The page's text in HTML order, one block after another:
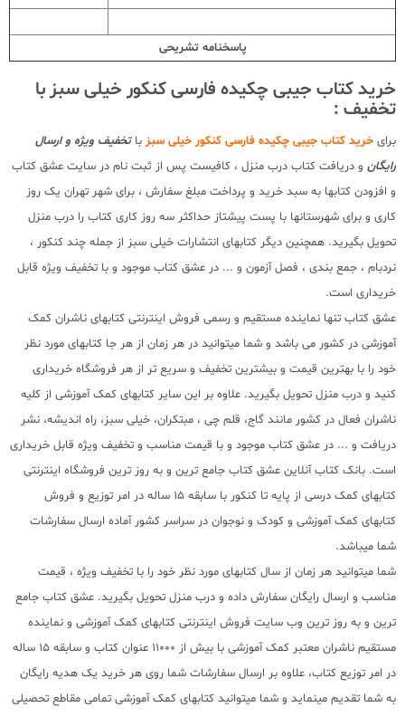
پاسخنامه تشریحی
خرید کتاب جیبی چکیده فارسی کنکور خیلی سبز با
تخفیف :
برای خرید کتاب جیبی چکیده فارسی کنکور خیلی سبز باتخفیف ویژه و ارسال
رایگان و دریافت کتاب درب منزل ، کافیست پس از ثبت نام در سایت عشق کتاب
و افزودن کتابها به سبد خرید و پرداخت مبلغ سفارش ، برای شهر تهران یک روز
کاری و برای شهرستانها با پست پیشتاز حداکثر سه روز کاری کتاب را درب منزل
تحویل بگیرید. همچنین دیگر کتابهای انتشارات خیلی سبز از جمله چند کنکور ،
نردبام ، جمع بندی ، فصل آزمون و ... در عشق کتاب موجود و با تخفیف ویژه قابل
خریداری است.
عشق کتاب تنها نماینده مستقیم و رسمی فروش اینترنتی کتابهای ناشران کمک
آموزشی در کشور می باشد و شما میتوانید در هر زمان از هر جا کتابهای مورد نظر
خود را با بهترین قیمت و بیشترین تخفیف و سریع تر از هر فروشگاه خریداری
کنید و درب منزل تحویل بگیرید. علاوه بر این سایر کتابهای کمک آموزشی از کلیه
ناشران فعال در کشور مانند گاج، قلم چی ، مبتکران، خیلی سبز، راه اندیشه، نشر
دریافت و ... در عشق کتاب موجود و با قیمت مناسب و تخفیف ویژه قابل خریداری
است. بانک کتاب آنلاین عشق کتاب جامع ترین و به روز ترین فروشگاه اینترنتی
کتابهای کمک درسی از پایه تا کنکور با سابقه 15 ساله در امر توزیع و فروش
کتابهای کمک آموزشی و کودک و نوجوان در سراسر کشور آماده ارسال سفارشات
شما میباشد.
شما میتوانید هر زمان از سال کتابهای مورد نظر خود را با تخفیف ویژه ، قیمت
مناسب و ارسال رایگان سفارش داده و درب منزل تحویل بگیرید. عشق کتاب جامع
ترین و به روز ترین وب سایت فروش اینترنتی کتابهای کمک آموزشی و نماینده
مستقیم ناشران معتبر کمک آموزشی با بیش از 11000 عنوان کتاب و سابقه 15 ساله
در امر توزیع کتاب، علاوه بر ارسال سفارشات شما روی هر خرید یک هدیه رایگان
به شما تقدیم مینماید و شما میتوانید کتابهای کمک آموزشی تمامی مقاطع تحصیلی